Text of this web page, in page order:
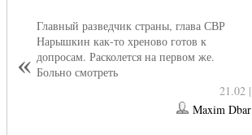
Главный разведчик страны, глава СВР
Нарышкин как-то хреново готов к
допросам. Расколется на первом же.
Больно смотреть
21.02 |
Maxim Dbar